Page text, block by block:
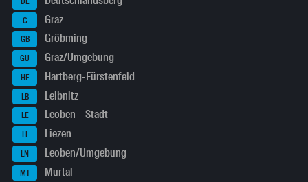
G Graz
GB Gröbming
GU Graz/Umgebung
HF Hartberg-Fürstenfeld
LB Leibnitz
LE Leoben – Stadt
LI Liezen
LN Leoben/Umgebung
MT Murtal